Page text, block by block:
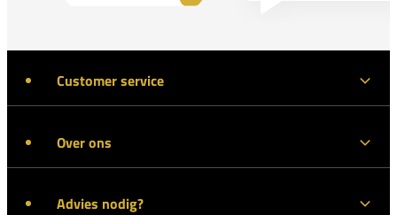
Customer service
Over ons
Advies nodig?